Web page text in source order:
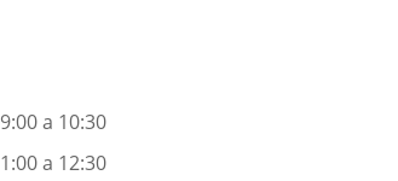
a 10:30
a 12:30